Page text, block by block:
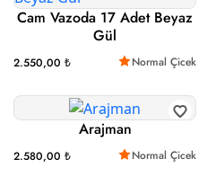
Cam Vazoda 17 Adet Beyaz
Gül
2.550,00 ₺ Normal Çicek
Arajman
2.580,00 ₺ Normal Çicek